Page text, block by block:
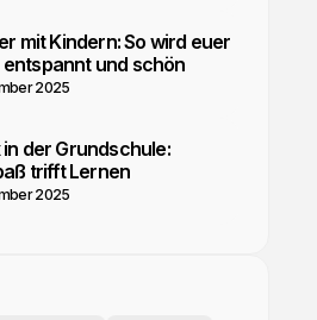
mit Kindern: So wird euer
und schön
2025
in der Grundschule:
trifft Lernen
2025